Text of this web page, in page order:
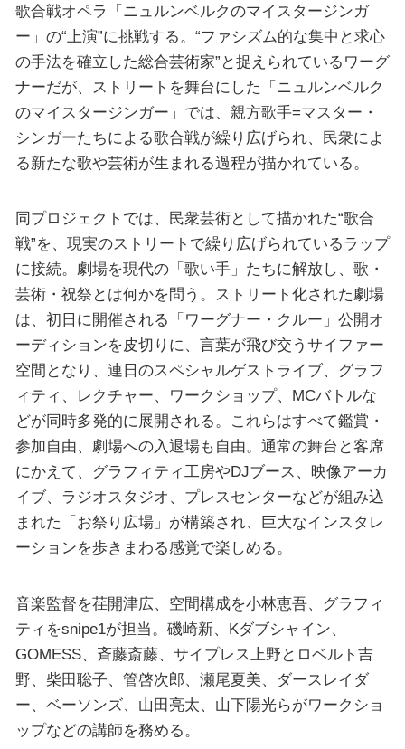
歌合戦オペラ「ニュルンベルクのマイスタージンガ
ー」の“上演”に挑戦する。“ファシズム的な集中と求心
の手法を確立した総合芸術家”と捉えられているワーグ
ナーだが、ストリートを舞台にした「ニュルンベルク
のマイスタージンガー」では、親方歌手=マスター・
シンガーたちによる歌合戦が繰り広げられ、⺠衆によ
る新たな歌や芸術が生まれる過程が描かれている。
同プロジェクトでは、⺠衆芸術として描かれた“歌合
戦”を、現実のストリートで繰り広げられているラップ
に接続。劇場を現代の「歌い手」たちに解放し、歌・
芸術・祝祭とは何かを問う。ストリート化された劇場
は、初日に開催される「ワーグナー・クルー」公開オ
ーディションを皮切りに、言葉が飛び交うサイファー
空間となり、連日のスペシャルゲストライブ、グラフ
ィティ、レクチャー、ワークショップ、MCバトルな
どが同時多発的に展開される。これらはすべて鑑賞・
参加自由、劇場への入退場も自由。通常の舞台と客席
にかえて、グラフィティ工房やDJブース、映像アーカ
イブ、ラジオスタジオ、プレスセンターなどが組み込
まれた「お祭り広場」が構築され、巨大なインスタレ
ーションを歩きまわる感覚で楽しめる。
音楽監督を荏開津広、空間構成を小林恵吾、グラフィ
ティをsnipe1が担当。磯崎新、Kダブシャイン、
GOMESS、斉藤斎藤、サイプレス上野とロベルト吉
野、柴田聡子、管啓次郎、瀬尾夏美、ダースレイダ
ー、ベーソンズ、山田亮太、山下陽光らがワークショ
ップなどの講師を務める。